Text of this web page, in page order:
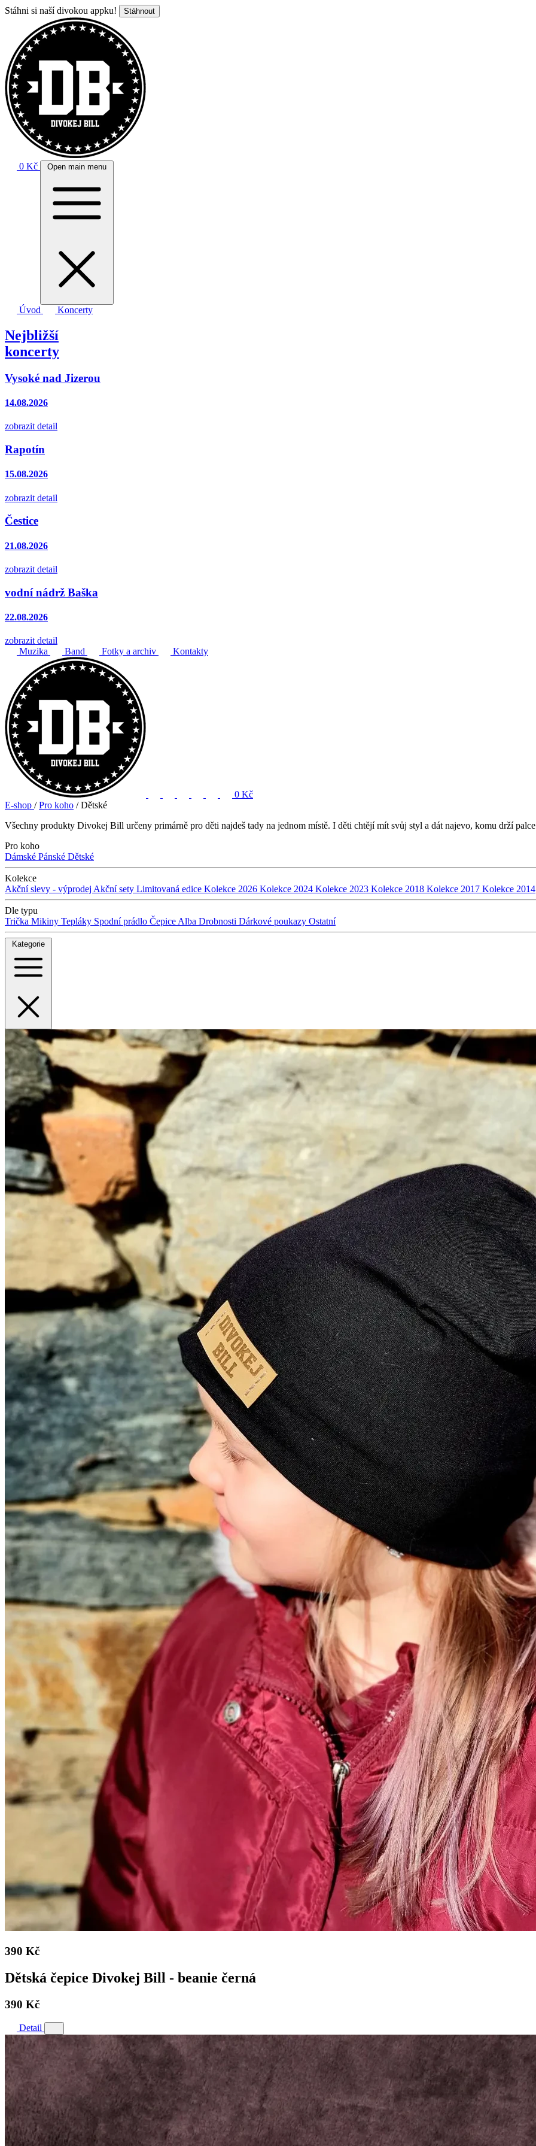
Stáhni si naší divokou appku! Stáhnout
0 Kč Open main menu
Úvod Koncerty
Nejbližší
koncerty
Vysoké nad Jizerou
14.08.2026
zobrazit detail
Rapotín
15.08.2026
zobrazit detail
Čestice
21.08.2026
zobrazit detail
vodní nádrž Baška
22.08.2026
zobrazit detail
Muzika
Band Fotky a archiv Kontakty
0 Kč
E-shop / Pro koho / Dětské
Všechny produkty Divokej Bill určeny primárně pro děti najdeš tady na jednom místě. I děti chtějí mít svůj styl a dát najevo, komu drží
Pro koho
Dámské Pánské Dětské
Kolekce
Akční slevy - výprodej Akční sety Limitovaná edice Kolekce 2026 Kolekce 2024 Kolekce 2023 Kolekce 2018 Kolekce 2017 Kolekce 2014
Dle typu
Trička Mikiny Tepláky Spodní prádlo Čepice Alba Drobnosti Dárkové poukazy Ostatní
Kategorie
390 Kč
Dětská čepice Divokej Bill - beanie černá
390 Kč
Detail